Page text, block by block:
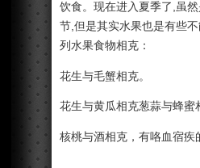
饮食。现在进入夏季了,虽
节,但是其实水果也是有些
列水果食物相克：
花生与毛蟹相克。
花生与黄瓜相克葱蒜与蜂蜜
核桃与酒相克，有咯血宿疾